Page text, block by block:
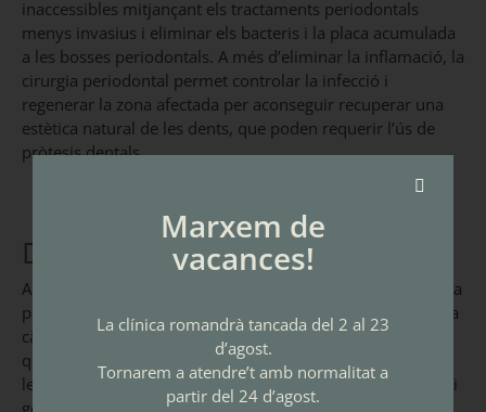
inaccessibles mitjançant els tractaments periodontals
menys invasius i eliminar els bacteris i la placa acumulada
a les bosses periodontals. A més d’eliminar la inflamació, la
cirurgia periodontal permet controlar la infecció i
regenerar la zona afectada per aconseguir recuperar una
estètica natural de les dents, que poden requerir l’ús de
pròtesis dentals.
Dents per a tota la vida
A diferència del que es creu, l’edat per si sola no provoca la
pèrdua de les dents. Són les infeccions bucodentals com la
càries dental i, especialment, la malaltia periodontal les
que acaben per causar la caiguda o requerir l’extracció de
les peces dentals. Això vol dir que, si mantens unes dents i
Marxem de
vacances!
La clínica romandrà tancada del 2 al 23
d’agost.
Tornarem a atendre’t amb normalitat a
partir del 24 d’agost.